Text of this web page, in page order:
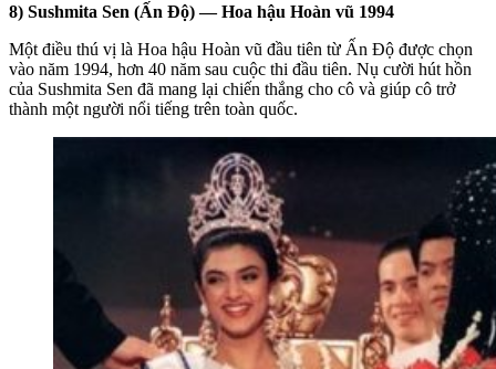
8) Sushmita Sen (Ấn Độ) — Hoa hậu Hoàn vũ 1994
Một điều thú vị là Hoa hậu Hoàn vũ đầu tiên từ Ấn Độ được chọn
vào năm 1994, hơn 40 năm sau cuộc thi đầu tiên. Nụ cười hút hồn
của Sushmita Sen đã mang lại chiến thắng cho cô và giúp cô trở
thành một người nổi tiếng trên toàn quốc.